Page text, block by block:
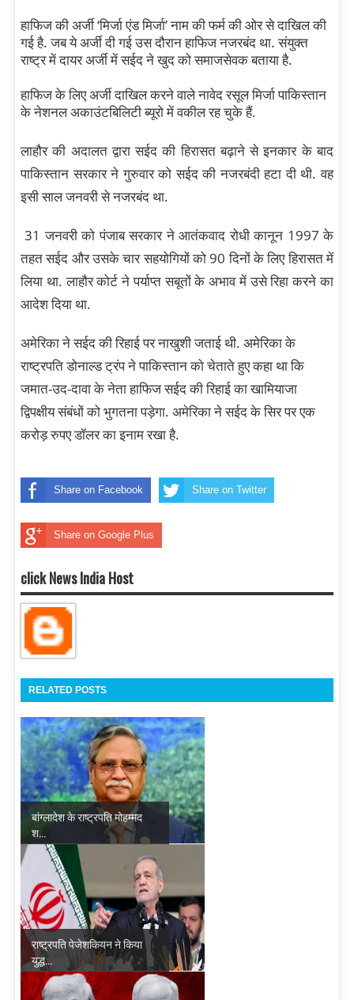
हाफिज की अर्जी ‘मिर्जा एंड मिर्जा’ नाम की फर्म की ओर से दाखिल की
गई है. जब ये अर्जी दी गई उस दौरान हाफिज नजरबंद था. संयुक्त
राष्ट्र में दायर अर्जी में सईद ने खुद को समाजसेवक बताया है.
हाफिज के लिए अर्जी दाखिल करने वाले नावेद रसूल मिर्जा पाकिस्तान
के नेशनल अकाउंटबिलिटी ब्यूरो में वकील रह चुके हैं.
लाहौर की अदालत द्वारा सईद की हिरासत बढ़ाने से इनकार के बाद
पाकिस्तान सरकार ने गुरुवार को सईद की नजरबंदी हटा दी थी. वह
इसी साल जनवरी से नजरबंद था.
31 जनवरी को पंजाब सरकार ने आतंकवाद रोधी कानून 1997 के
तहत सईद और उसके चार सहयोगियों को 90 दिनों के लिए हिरासत में
लिया था. लाहौर कोर्ट ने पर्याप्त सबूतों के अभाव में उसे रिहा करने का
आदेश दिया था.
अमेरिका ने सईद की रिहाई पर नाखुशी जताई थी. अमेरिका के
राष्ट्रपति डोनाल्ड ट्रंप ने पाकिस्तान को चेताते हुए कहा था कि
जमात-उद-दावा के नेता हाफिज सईद की रिहाई का खामियाजा
द्विपक्षीय संबंधों को भुगतना पड़ेगा. अमेरिका ने सईद के सिर पर एक
करोड़ रुपए डॉलर का इनाम रखा है.
Share on Facebook Share on Twitter
Share on Google Plus
click News India Host
RELATED POSTS
बांग्लादेश के राष्ट्रपति मोहम्मद
श...
राष्ट्रपति पेजेशकियन ने किया
युद्ध...